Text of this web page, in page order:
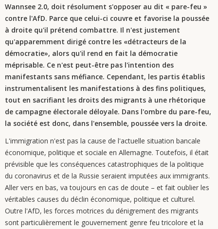
Wannsee 2.0, doit résolument s'opposer au dit « pare-feu »
contre l'AfD. Parce que celui-ci couvre et favorise la poussée
à droite qu'il prétend combattre. Il n'est justement
qu'apparemment dirigé contre les «détracteurs de la
démocratie», alors qu'il rend en fait la démocratie
méprisable. Ce n'est peut-être pas l'intention des
manifestants sans méfiance. Cependant, les partis établis
instrumentalisent les manifestations à des fins politiques,
tout en sacrifiant les droits des migrants à une rhétorique
de campagne électorale déloyale. Dans l'ombre du pare-feu,
la société est donc, dans l'ensemble, poussée vers la droite.
L'immigration n'est pas la cause de l'actuelle situation bancale
économique, politique et sociale en Allemagne. Toutefois, il était
prévisible que les conséquences catastrophiques de la politique
du coronavirus et de la Russie seraient imputées aux immigrants.
Aller vers en bas, va toujours en cas de doute – et fait oublier les
véritables causes du déclin économique, politique et culturel.
Outre l'AfD, les forces motrices du dénigrement des migrants
sont particulièrement le gouvernement genre feu tricolore et la